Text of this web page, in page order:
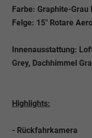
Farbe: Graphite-Grau
Felge: 15" Rotare
Innenausstattung:
Grey, Dachhimmel
Highlights:
- Rückfahrkamera